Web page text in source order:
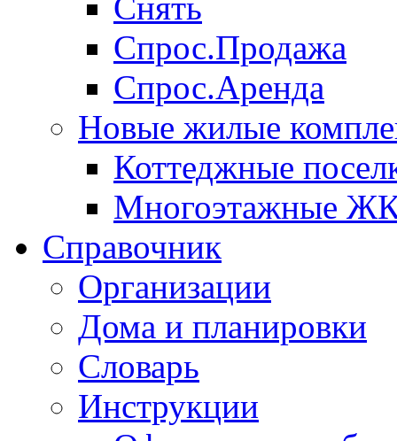
Спрос.Продажа
Спрос.Аренда
Новые жилые
Коттеджные
Многоэтажные
Справочник
Организации
Дома и планировки
Словарь
Инструкции